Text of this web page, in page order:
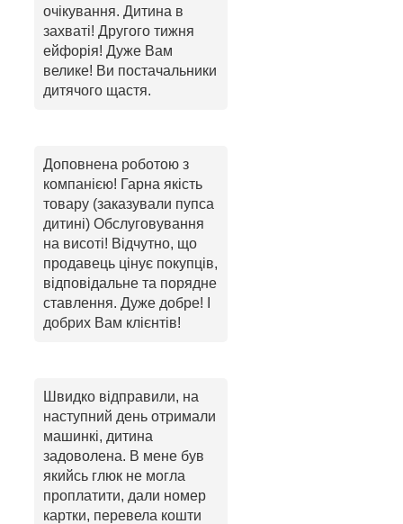
очікування. Дитина в
захваті! Другого тижня
ейфорія! Дуже Вам
велике! Ви постачальники
дитячого щастя.
Доповнена роботою з
компанією! Гарна якість
товару (заказували пупса
дитині) Обслуговування
на висоті! Відчутно, що
продавець цінує покупців,
відповідальне та порядне
ставлення. Дуже добре! І
добрих Вам клієнтів!
Швидко відправили, на
наступний день отримали
машинкі, дитина
задоволена. В мене був
якийсь глюк не могла
проплатити, дали номер
картки, перевела кошти